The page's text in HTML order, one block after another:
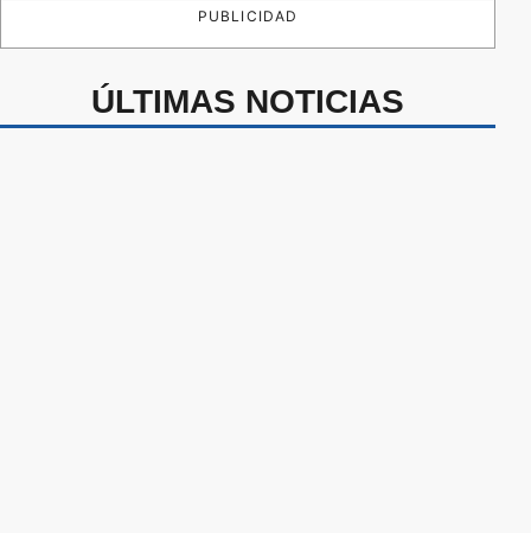
PUBLICIDAD
ÚLTIMAS NOTICIAS